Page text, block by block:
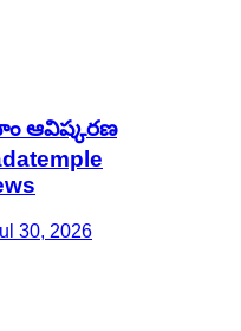
ఆవిష్కరణ
30, 2026